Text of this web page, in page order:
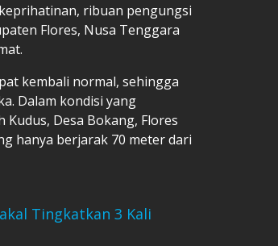
ribuan pengungsi
Flores, Nusa Tenggara
kembali normal, sehingga
Dalam kondisi yang
Desa Bokang, Flores
hanya berjarak 70 meter dari
Tingkatkan 3 Kali